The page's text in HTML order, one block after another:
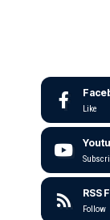
Like
RSS
Follow